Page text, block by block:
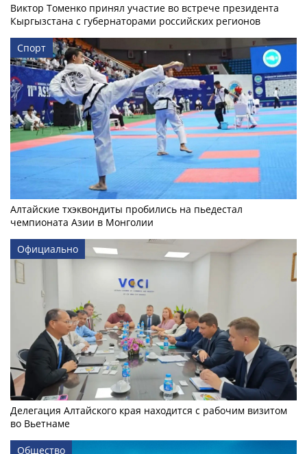
Виктор Томенко принял участие во встрече президента
Кыргызстана с губернаторами российских регионов
Спорт
Алтайские тхэквондиты пробились на пьедестал
чемпионата Азии в Монголии
Официально
Делегация Алтайского края находится с рабочим визитом
во Вьетнаме
Общество